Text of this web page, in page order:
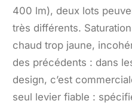
400 lm), deux lots
très différents.
chaud trop jaune,
des précédents : dans
design, c’est
seul levier fiable :